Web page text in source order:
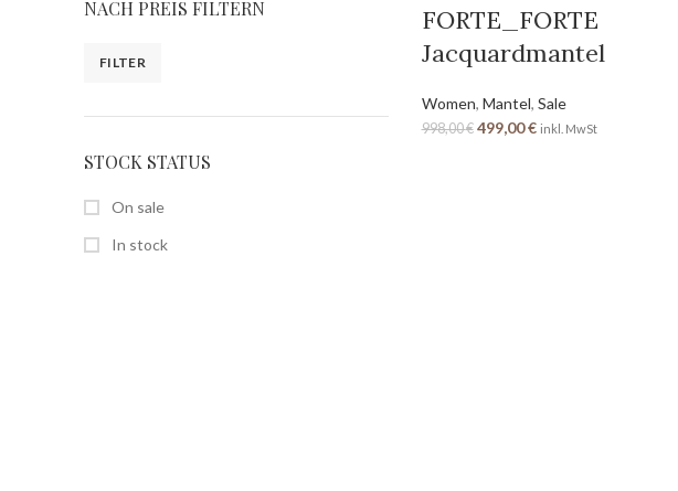
NACH PREIS FILTERN
FILTER
STOCK STATUS
On sale
In stock
FORTE_FORTE
Jacquardmantel
Women, Mantel, Sale
998,00€ 499,00€ inkl. MwSt